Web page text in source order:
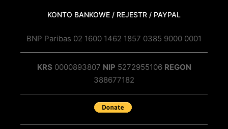
KONTO BANKOWE / REJESTR / PAYPAL
BNP Paribas 02 1600 1462 1857 0385 9000 0001
KRS 0000893807 NIP 5272955106 REGON
388677182